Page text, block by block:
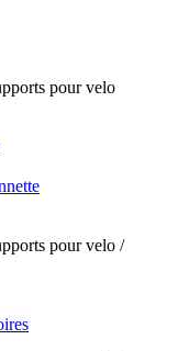
pour velo
pour velo /